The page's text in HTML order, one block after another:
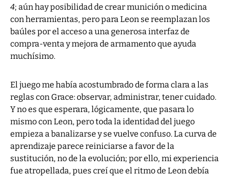
4; aún hay posibilidad de crear munición o medicina
con herramientas, pero para Leon se reemplazan los
baúles por el acceso a una generosa interfaz de
compra-venta y mejora de armamento que ayuda
muchísimo.
El juego me había acostumbrado de forma clara a las
reglas con Grace: observar, administrar, tener cuidado.
Y no es que esperara, lógicamente, que pasara lo
mismo con Leon, pero toda la identidad del juego
empieza a banalizarse y se vuelve confuso. La curva de
aprendizaje parece reiniciarse a favor de la
sustitución, no de la evolución; por ello, mi experiencia
fue atropellada, pues creí que el ritmo de Leon debía